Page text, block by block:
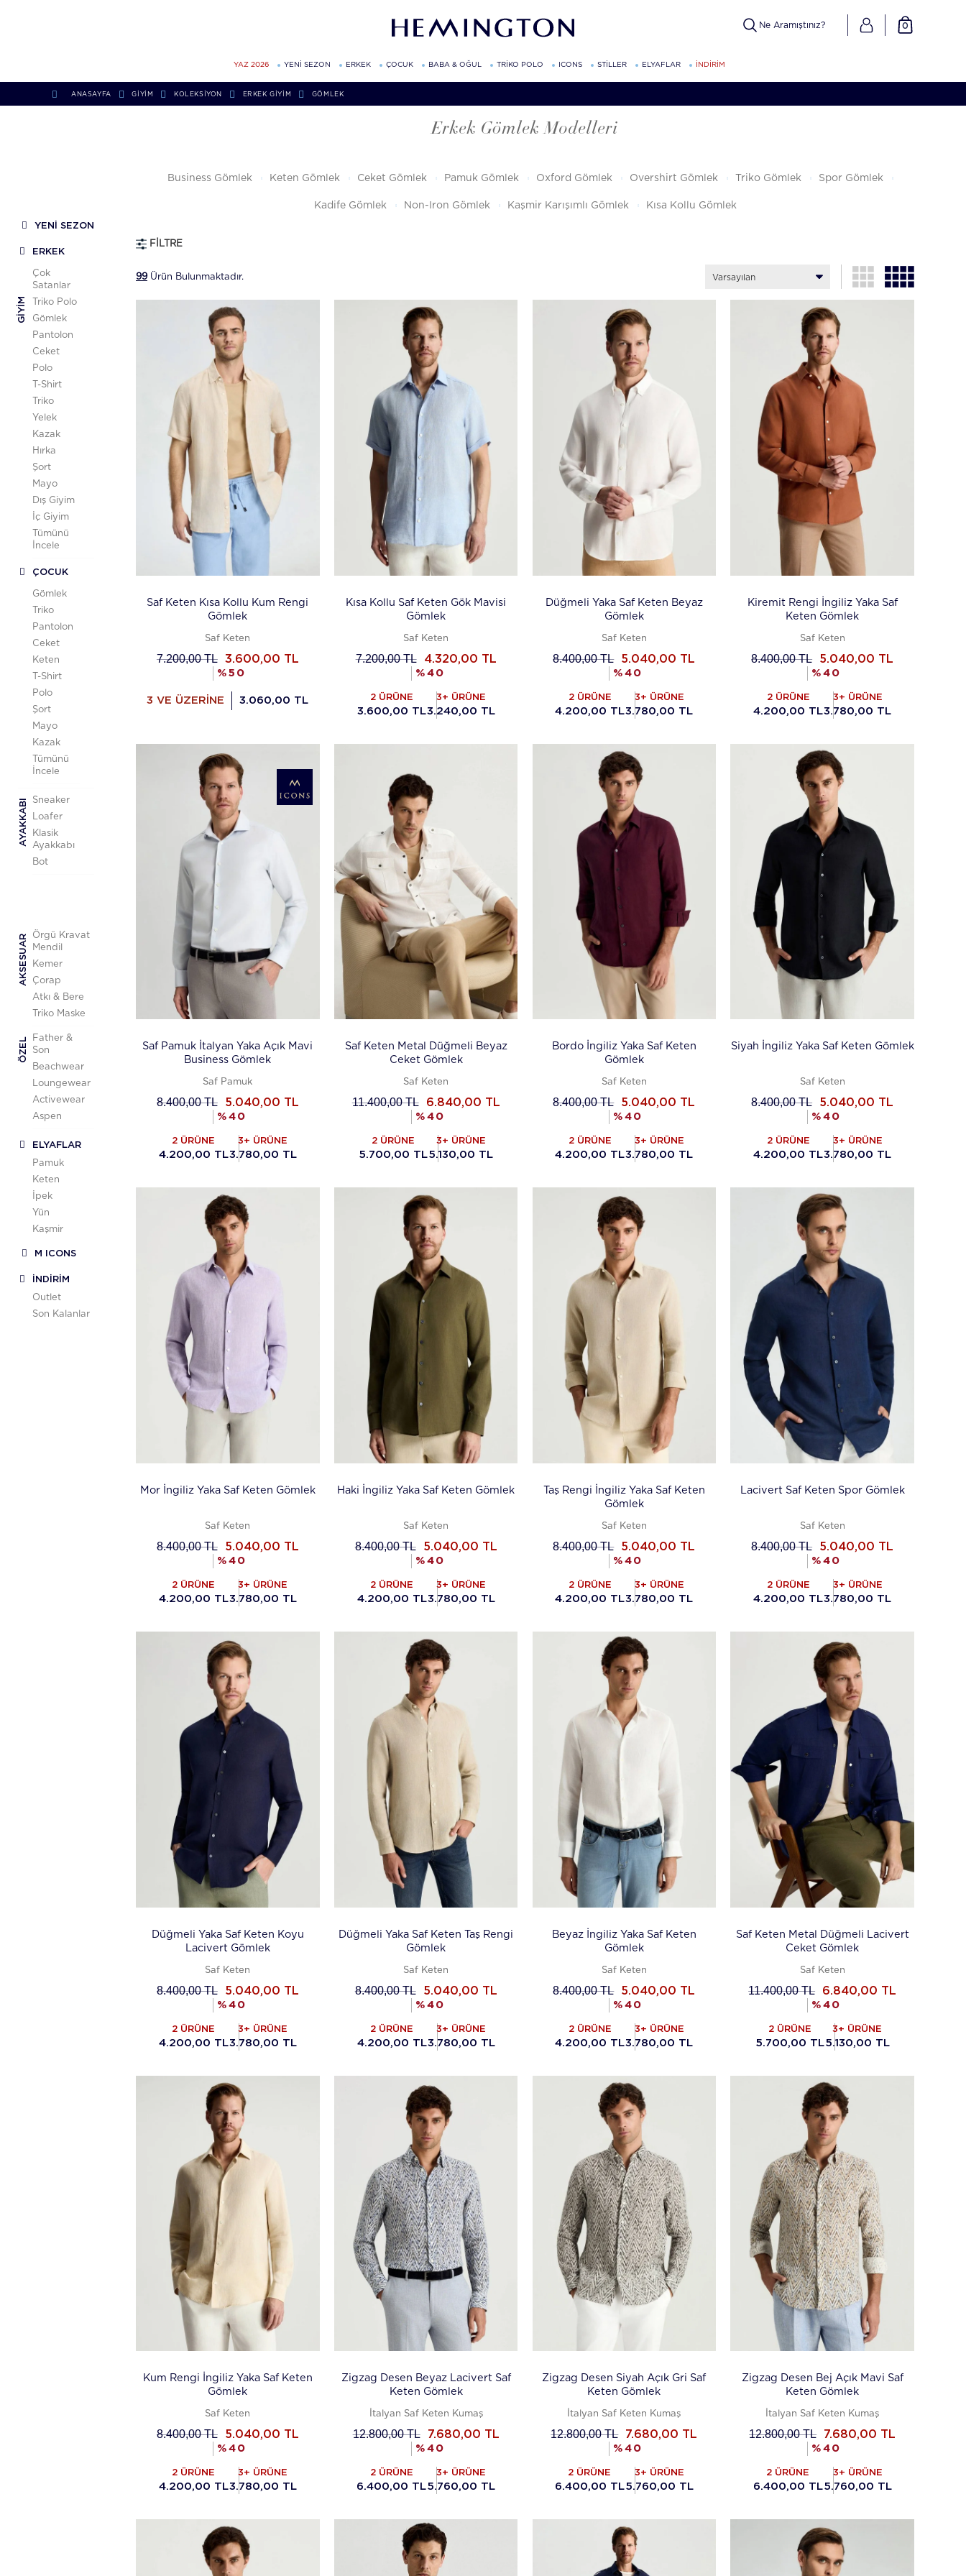
0
YAZ 2026 YENİ SEZON ERKEK ÇOCUK BABA & OĞUL TRİKO POLO ICONS STİLLER ELYAFLAR İNDİRİM
ANASAYFA GİYİM KOLEKSIYON ERKEK GIYIM GÖMLEK
YENİ SEZON
ERKEK
GIYIM
Çok
Satanlar
Triko Polo
Gömlek
Pantolon
Ceket
Polo
T-Shirt
Triko
Yelek
Kazak
Hırka
Şort
Mayo
Dış Giyim
İç Giyim
Tümünü
İncele
ÇOCUK
Gömlek
Triko
Pantolon
Ceket
Keten
T-Shirt
Polo
Şort
Mayo
Kazak
Tümünü
İncele
AYAKKABI
Sneaker
Loafer
Klasik
Ayakkabı
Bot
AKSESUAR
Örgü Kravat
Mendil
Kemer
Çorap
Atkı & Bere
Triko Maske
ÖZEL
Father &
Son
Beachwear
Loungewear
Activewear
Aspen
ELYAFLAR
Pamuk
Keten
İpek
Yün
Kaşmir
M ICONS
İNDİRİM
Outlet
Son Kalanlar
Erkek Gömlek Modelleri
Business Gömlek Keten Gömlek Ceket Gömlek Pamuk Gömlek Oxford Gömlek Overshirt Gömlek Triko Gömlek Spor Gömlek
Kadife Gömlek Non-Iron Gömlek Kaşmir Karışımlı Gömlek Kısa Kollu Gömlek
FILTRE
99Ürün Bulunmaktadır. Varsayılan
Saf Keten Kısa Kollu Kum Rengi
Gömlek
Saf Keten
7.200,00TL 3.600,00 TL
%50
3 VE ÜZERİNE 3.060,00 TL
Kısa Kollu Saf Keten Gök Mavisi
Gömlek
Saf Keten
7.200,00TL 4.320,00 TL
% 40
2 ÜRÜNE
3.600,00 TL
3+ ÜRÜNE
3.240,00 TL
Düğmeli Yaka Saf Keten Beyaz
Gömlek
Saf Keten
8.400,00TL 5.040,00 TL
%40
2 ÜRÜNE
4.200,00 TL
3+ ÜRÜNE
3.780,00 TL
Kiremit Rengi İngiliz Yaka Saf
Keten Gömlek
Saf Keten
8.400,00TL 5.040,00 TL
%40
2 ÜRÜNE
4.200,00 TL
3+ ÜRÜNE
3.780,00 TL
Saf Pamuk İtalyan Yaka Açık Mavi
Business Gömlek
Saf Pamuk
8.400,00TL 5.040,00 TL
% 40
2 ÜRÜNE
4.200,00 TL
3+ ÜRÜNE
3.780,00 TL
Saf Keten Metal Düğmeli Beyaz
Ceket Gömlek
Saf Keten
11.400,00TL 6.840,00 TL
% 40
2 ÜRÜNE
5.700,00 TL
3+ ÜRÜNE
5.130,00 TL
Bordo İngiliz Yaka Saf Keten
Gömlek
Saf Keten
8.400,00TL 5.040,00 TL
%40
2 ÜRÜNE
4.200,00 TL
3+ ÜRÜNE
3.780,00 TL
Siyah İngiliz Yaka Saf Keten Gömlek
Saf Keten
8.400,00TL 5.040,00 TL
%40
2 ÜRÜNE
4.200,00 TL
3+ ÜRÜNE
3.780,00 TL
Mor İngiliz Yaka Saf Keten Gömlek
Saf Keten
8.400,00TL 5.040,00 TL
% 40
2 ÜRÜNE
4.200,00 TL
3+ ÜRÜNE
3.780,00 TL
Haki İngiliz Yaka Saf Keten Gömlek
Saf Keten
8.400,00TL 5.040,00 TL
% 40
2 ÜRÜNE
4.200,00 TL
3+ ÜRÜNE
3.780,00 TL
Taş Rengi İngiliz Yaka Saf Keten
Gömlek
Saf Keten
8.400,00TL 5.040,00 TL
%40
2 ÜRÜNE
4.200,00 TL
3+ ÜRÜNE
3.780,00 TL
Lacivert Saf Keten Spor Gömlek
Saf Keten
8.400,00TL 5.040,00 TL
%40
2 ÜRÜNE
4.200,00 TL
3+ ÜRÜNE
3.780,00 TL
Düğmeli Yaka Saf Keten Koyu
Lacivert Gömlek
Saf Keten
8.400,00TL 5.040,00 TL
% 40
2 ÜRÜNE
4.200,00 TL
3+ ÜRÜNE
3.780,00 TL
Düğmeli Yaka Saf Keten Taş Rengi
Gömlek
Saf Keten
8.400,00TL 5.040,00 TL
% 40
2 ÜRÜNE
4.200,00 TL
3+ ÜRÜNE
3.780,00 TL
Beyaz İngiliz Yaka Saf Keten
Gömlek
Saf Keten
8.400,00TL 5.040,00 TL
%40
2 ÜRÜNE
4.200,00 TL
3+ ÜRÜNE
3.780,00 TL
Saf Keten Metal Düğmeli Lacivert
Ceket Gömlek
Saf Keten
11.400,00TL 6.840,00 TL
%40
2 ÜRÜNE
5.700,00 TL
3+ ÜRÜNE
5.130,00 TL
Kum Rengi İngiliz Yaka Saf Keten
Gömlek
Saf Keten
8.400,00TL 5.040,00 TL
% 40
2 ÜRÜNE
4.200,00 TL
3+ ÜRÜNE
3.780,00 TL
Zigzag Desen Beyaz Lacivert Saf
Keten Gömlek
İtalyan Saf Keten Kumaş
12.800,00TL 7.680,00 TL
% 40
2 ÜRÜNE
6.400,00 TL
3+ ÜRÜNE
5.760,00 TL
Zigzag Desen Siyah Açık Gri Saf
Keten Gömlek
İtalyan Saf Keten Kumaş
12.800,00TL 7.680,00 TL
%40
2 ÜRÜNE
6.400,00 TL
3+ ÜRÜNE
5.760,00 TL
Zigzag Desen Bej Açık Mavi Saf
Keten Gömlek
İtalyan Saf Keten Kumaş
12.800,00TL 7.680,00 TL
%40
2 ÜRÜNE
6.400,00 TL
3+ ÜRÜNE
5.760,00 TL